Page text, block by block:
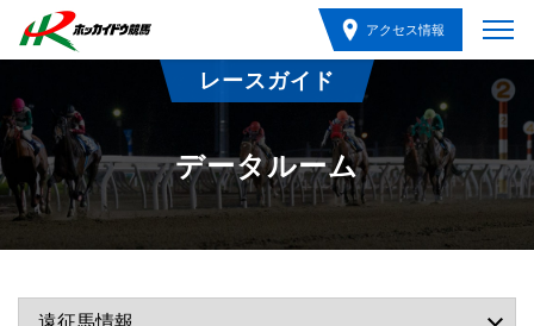
アクセス情報
レースガイド
データルーム